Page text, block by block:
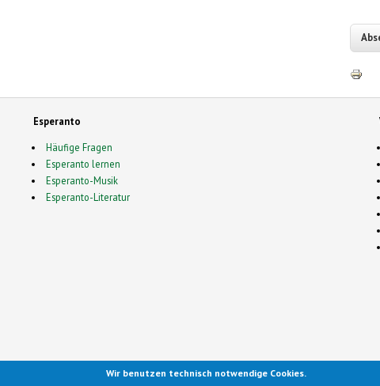
Esperanto
Häufige Fragen
Esperanto lernen
Esperanto-Musik
Esperanto-Literatur
Wir benutzen technisch notwendige Cookies.